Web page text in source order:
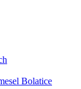
Bolatice